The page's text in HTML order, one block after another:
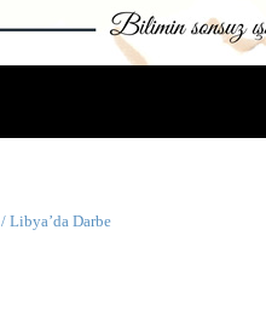
/ Libya’da Darbe